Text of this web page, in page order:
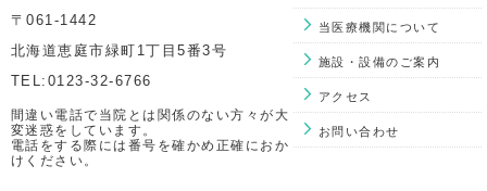
〒061-1442
北海道恵庭市緑町1丁目5番3号
TEL:0123-32-6766
間違い電話で当院とは関係のない方々が大
変迷惑をしています。
電話をする際には番号を確かめ正確におか
けください。
当医療機関について
施設・設備のご案内
アクセス
お問い合わせ